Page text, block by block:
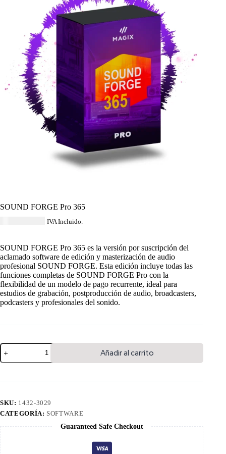
SOUND FORGE Pro 365
IVA Incluido.
SOUND FORGE Pro 365 es la versión por suscripción del
aclamado software de edición y masterización de audio
profesional SOUND FORGE. Esta edición incluye todas las
funciones completas de SOUND FORGE Pro con la
flexibilidad de un modelo de pago recurrente, ideal para
estudios de grabación, postproducción de audio, broadcasters,
podcasters y profesionales del sonido.
Añadir al carrito
SKU: 1432-3029
CATEGORÍA: SOFTWARE
Guaranteed Safe Checkout